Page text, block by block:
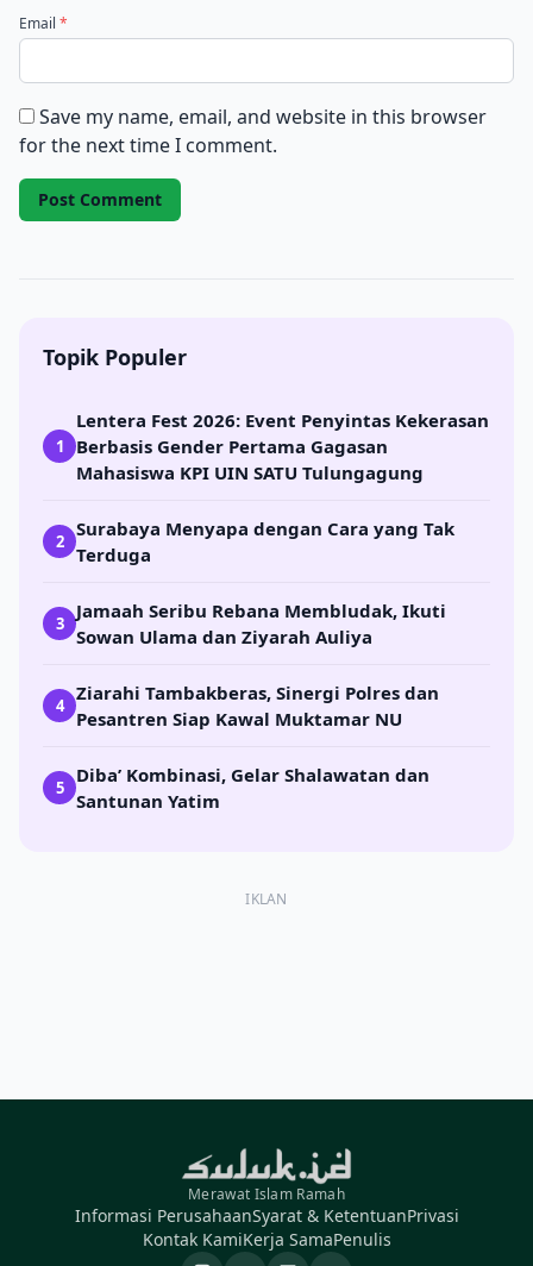
Email *
Save my name, email, and website in this browser
for the next time I comment.
Topik Populer
1
Lentera Fest 2026: Event Penyintas Kekerasan
Berbasis Gender Pertama Gagasan
Mahasiswa KPI UIN SATU Tulungagung
2
Surabaya Menyapa dengan Cara yang Tak
Terduga
3
Jamaah Seribu Rebana Membludak, Ikuti
Sowan Ulama dan Ziyarah Auliya
4
Ziarahi Tambakberas, Sinergi Polres dan
Pesantren Siap Kawal Muktamar NU
5
Diba’ Kombinasi, Gelar Shalawatan dan
Santunan Yatim
IKLAN
Merawat Islam Ramah
Informasi PerusahaanSyarat & KetentuanPrivasi
Kontak KamiKerja SamaPenulis